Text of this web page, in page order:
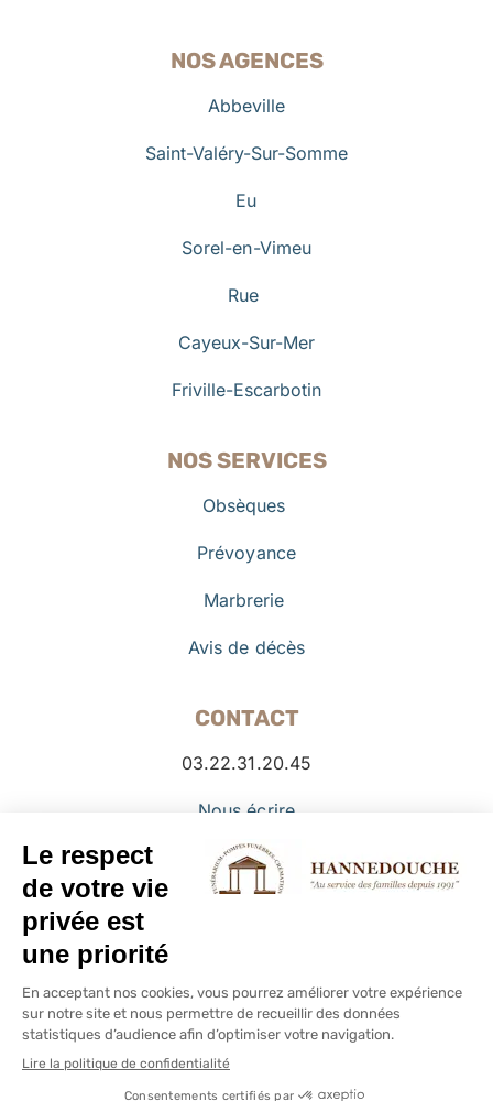
NOS AGENCES
Abbeville
Saint-Valéry-Sur-Somme
Eu
Sorel-en-Vimeu
Rue
Cayeux-Sur-Mer
Friville-Escarbotin
NOS SERVICES
Obsèques
Prévoyance
Marbrerie
Avis de décès
CONTACT
03.22.31.20.45
Nous écrire
© Copyright PFHANNEDOUCHE -2026 -Mentions légales
Politique de cookies